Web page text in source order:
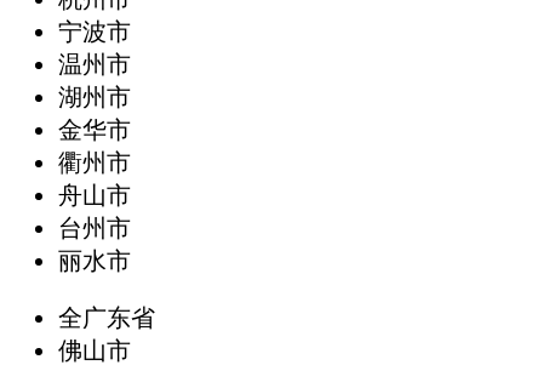
宁波市
温州市
湖州市
金华市
衢州市
舟山市
台州市
丽水市
全广东省
‌佛山市